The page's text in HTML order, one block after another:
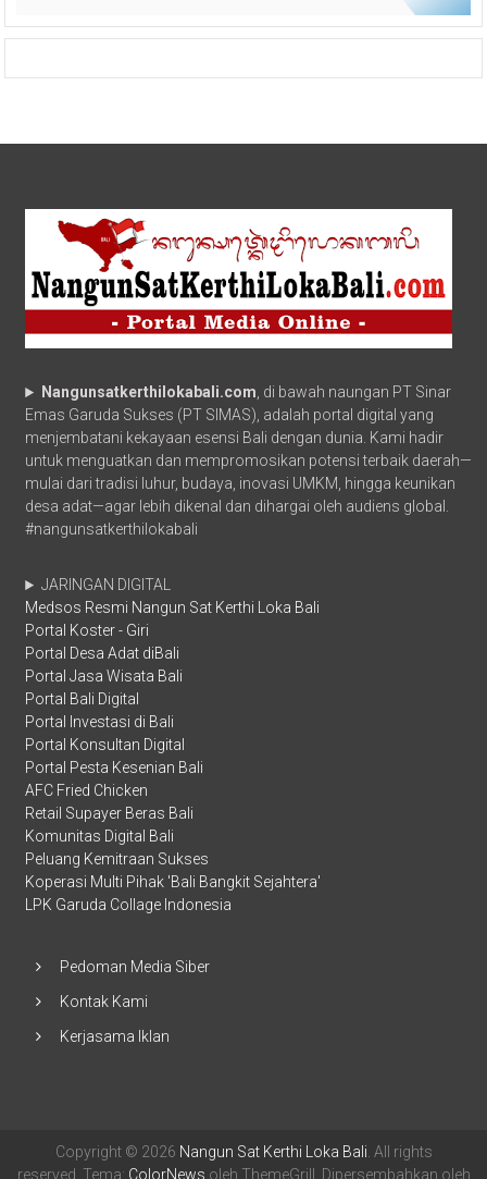
Nangunsatkerthilokabali.com , di bawah naungan PT Sinar
Emas Garuda Sukses (PT SIMAS), adalah portal digital yang
menjembatani kekayaan esensi Bali dengan dunia. Kami hadir
untuk menguatkan dan mempromosikan potensi terbaik daerah—
mulai dari tradisi luhur, budaya, inovasi UMKM, hingga keunikan
desa adat—agar lebih dikenal dan dihargai oleh audiens global.
#nangunsatkerthilokabali
JARINGAN DIGITAL
Medsos Resmi Nangun Sat Kerthi Loka Bali
Portal Koster - Giri
Portal Desa Adat diBali
Portal Jasa Wisata Bali
Portal Bali Digital
Portal Investasi di Bali
Portal Konsultan Digital
Portal Pesta Kesenian Bali
AFC Fried Chicken
Retail Supayer Beras Bali
Komunitas Digital Bali
Peluang Kemitraan Sukses
Koperasi Multi Pihak 'Bali Bangkit Sejahtera'
LPK Garuda Collage Indonesia
Pedoman Media Siber
Kontak Kami
Kerjasama Iklan
Copyright © 2026 Nangun Sat Kerthi Loka Bali . All rights
reserved. Tema: ColorNews oleh ThemeGrill. Dipersembahkan oleh